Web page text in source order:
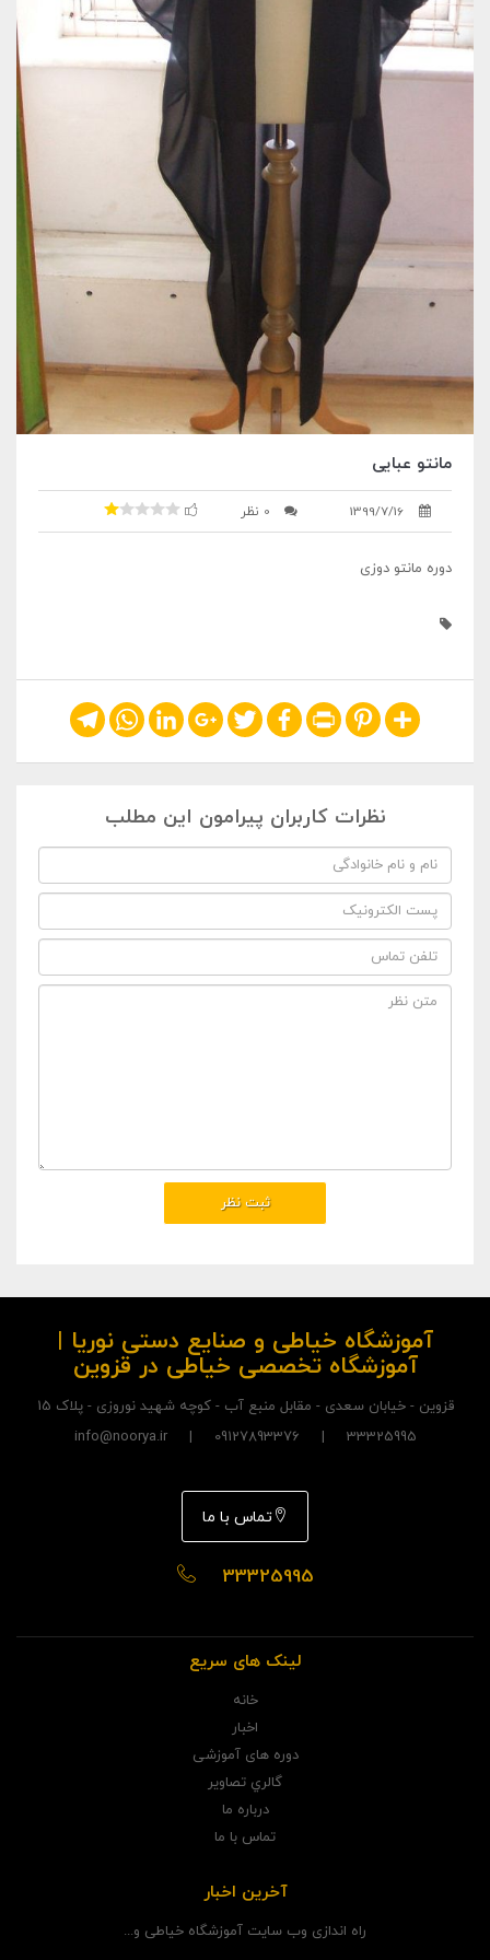
مانتو عبایی
1399/7/16 0 نظر
دوره مانتو دوزی
Share
Pinterest
Print
Facebook
Twitter
Google+
LinkedIn
WhatsApp
Telegram
نظرات کاربران پیرامون این مطلب
آموزشگاه خیاطی و صنایع دستی نوریا |
آموزشگاه تخصصی خیاطی در قزوین
قزوین - خیابان سعدی - مقابل منبع آب - کوچه شهید نوروزی - پلاک 15
33325995 | 09127893376 | info@noorya.ir
تماس با ما
33325995
لینک های سریع
خانه
اخبار
دوره های آموزشی
گالري تصاوير
درباره ما
تماس با ما
آخرین اخبار
راه اندازی وب سایت آموزشگاه خیاطی و...